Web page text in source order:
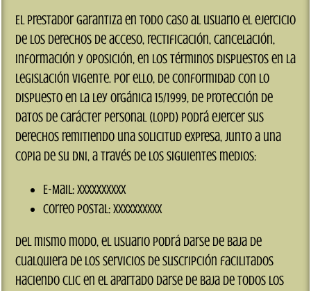
El prestador garantiza en todo caso al usuario el ejercicio
de los derechos de acceso, rectificación, cancelación,
información y oposición, en los términos dispuestos en la
legislación vigente. Por ello, de conformidad con lo
dispuesto en la Ley Orgánica 15/1999, de Protección de
Datos de Carácter Personal (LOPD) podrá ejercer sus
derechos remitiendo una solicitud expresa, junto a una
copia de su DNI, a través de los siguientes medios:
E-Mail: XXXXXXXXXX
Correo postal: XXXXXXXXXX
Del mismo modo, el usuario podrá darse de baja de
cualquiera de los servicios de suscripción facilitados
haciendo clic en el apartado darse de baja de todos los